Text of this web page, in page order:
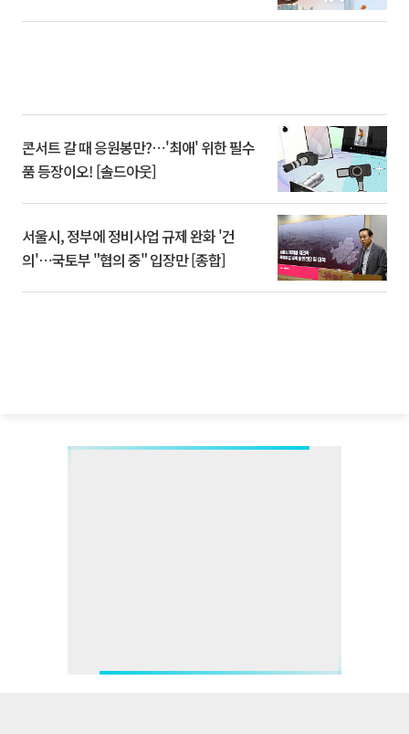
콘서트 갈 때 응원봉만?⋯'최애' 위한 필수
품 등장이오! [솔드아웃]
서울시, 정부에 정비사업 규제 완화 '건
의'⋯국토부 "협의 중" 입장만 [종합]